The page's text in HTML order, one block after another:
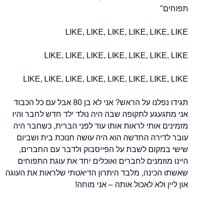
תפוחים"
LIKE, LIKE, LIKE, LIKE, LIKE, LIKE
LIKE, LIKE, LIKE, LIKE, LIKE, LIKE, LIKE
LIKE, LIKE, LIKE, LIKE, LIKE, LIKE, LIKE, LIKE
תגידו נפלנו על הראש? אני לא בן 80 אבל עם כל הכבוד
אני מתגעגע לתקופה שבה היה נולד ילד חדש לחבר והיו
מזמינים אותי לראות אותו עוד לפני הברית, כשחבר היה
עובר לדירה החדשה הוא היה עושה חנוכת בית ושביום
שישי במקום לשבת על הפייסבוק ולדבר עם החברים,
היינו מוזמנים לחברים ואוכלים יחד את עוגת התפוחים
שאשתו הכינה, מלבד היתרון הדיאטתי שלראות את העוגה
און ליין ולא לאכול אותה – אני מוחה!